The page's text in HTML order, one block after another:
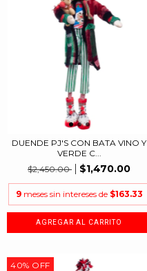
DUENDE PJ'S CON BATA VINO Y
VERDE C...
$2,450.00
$1,470.00
9 meses sin intereses de $163.33
40% OFF